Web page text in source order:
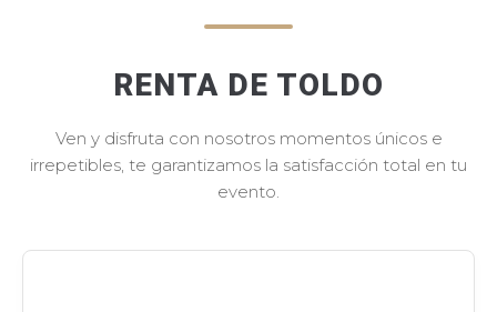
RENTA DE TOLDO
Ven y disfruta con nosotros momentos únicos e
irrepetibles, te garantizamos la satisfacción total en tu
evento.